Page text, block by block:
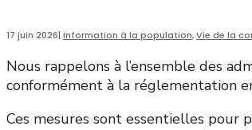
17 juin 2026| Information à la population,Vie de la
Nous rappelons à l’ensemble des
conformément à la réglementation
Ces mesures sont essentielles pour